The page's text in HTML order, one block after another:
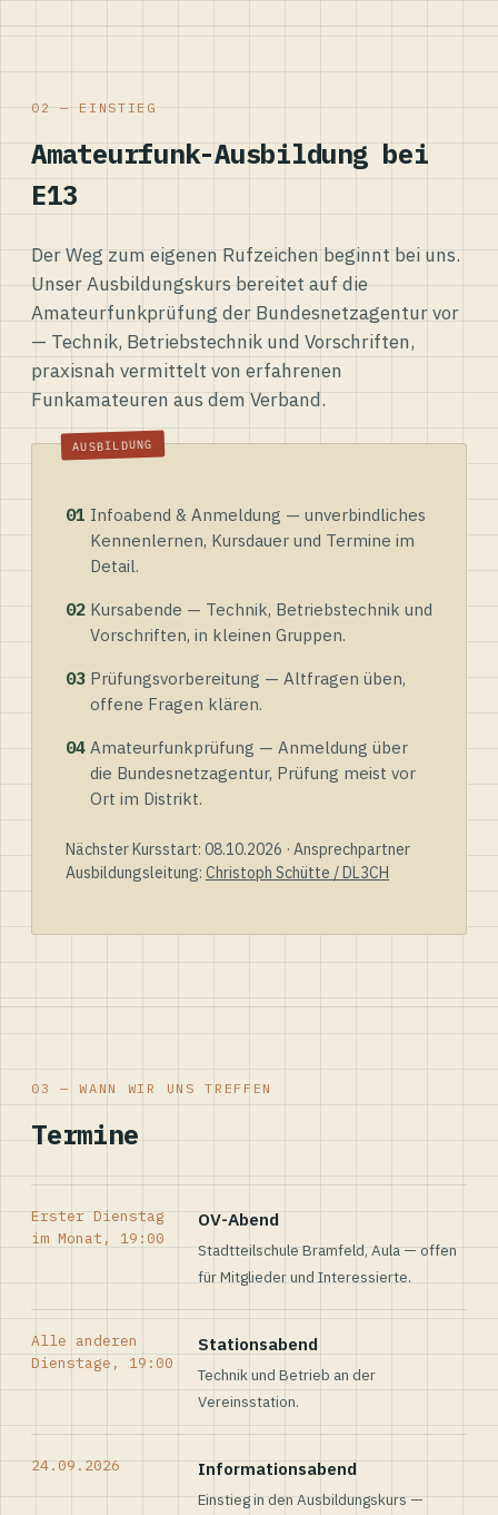
02 — EINSTIEG
Amateurfunk-Ausbildung bei
E13
Der Weg zum eigenen Rufzeichen beginnt bei uns.
Unser Ausbildungskurs bereitet auf die
Amateurfunkprüfung der Bundesnetzagentur vor
— Technik, Betriebstechnik und Vorschriften,
praxisnah vermittelt von erfahrenen
Funkamateuren aus dem Verband.
01 Infoabend & Anmeldung — unverbindliches
Kennenlernen, Kursdauer und Termine im
Detail.
02 Kursabende — Technik, Betriebstechnik und
Vorschriften, in kleinen Gruppen.
03 Prüfungsvorbereitung — Altfragen üben,
offene Fragen klären.
04 Amateurfunkprüfung — Anmeldung über
die Bundesnetzagentur, Prüfung meist vor
Ort im Distrikt.
Nächster Kursstart: 08.10.2026 · Ansprechpartner
Ausbildungsleitung: Christoph Schütte / DL3CH
03 — WANN WIR UNS TREFFEN
Termine
Erster Dienstag
im Monat, 19:00
OV-Abend
Stadtteilschule Bramfeld, Aula — offen
für Mitglieder und Interessierte.
Alle anderen
Dienstage, 19:00
Stationsabend
Technik und Betrieb an der
Vereinsstation.
24.09.2026 Informationsabend
Einstieg in den Ausbildungskurs —